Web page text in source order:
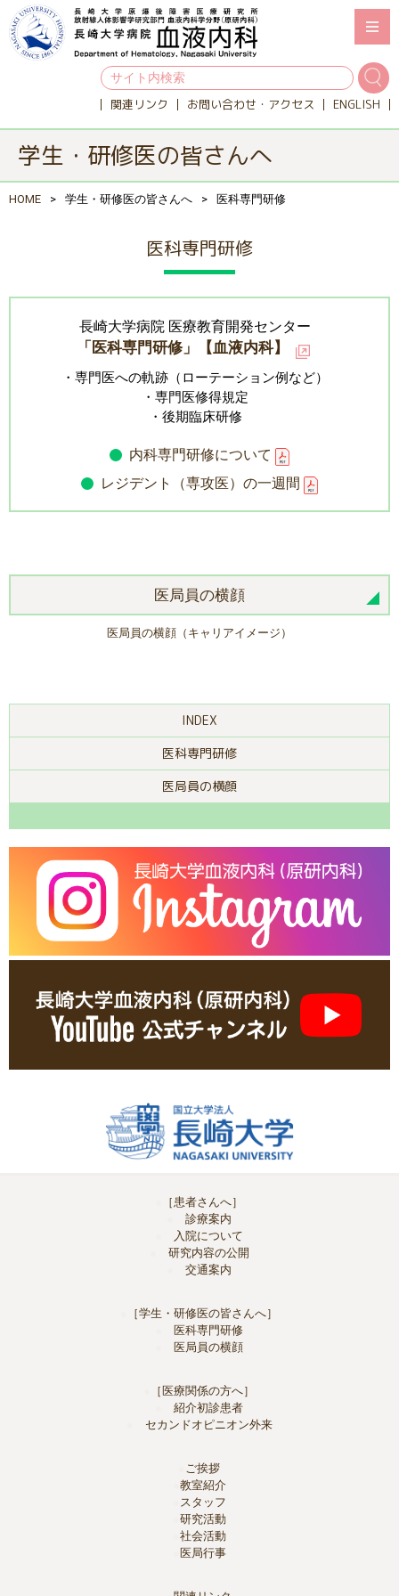
関連リンク お問い合わせ・アクセス ENGLISH
学生・研修医の皆さんへ
HOME 学生・研修医の皆さんへ 医科専門研修
医科専門研修
長崎大学病院 医療教育開発センター
「医科専門研修」【血液内科】
・専門医への軌跡（ローテーション例など）
・専門医修得規定
・後期臨床研修
内科専門研修について
レジデント（専攻医）の一週間
医局員の横顔
医局員の横顔（キャリアイメージ）
INDEX
医科専門研修
医局員の横顔
［患者さんへ］
診療案内
入院について
研究内容の公開
交通案内
［学生・研修医の皆さんへ］
医科専門研修
医局員の横顔
［医療関係の方へ］
紹介初診患者
セカンドオピニオン外来
ご挨拶
教室紹介
スタッフ
研究活動
社会活動
医局行事